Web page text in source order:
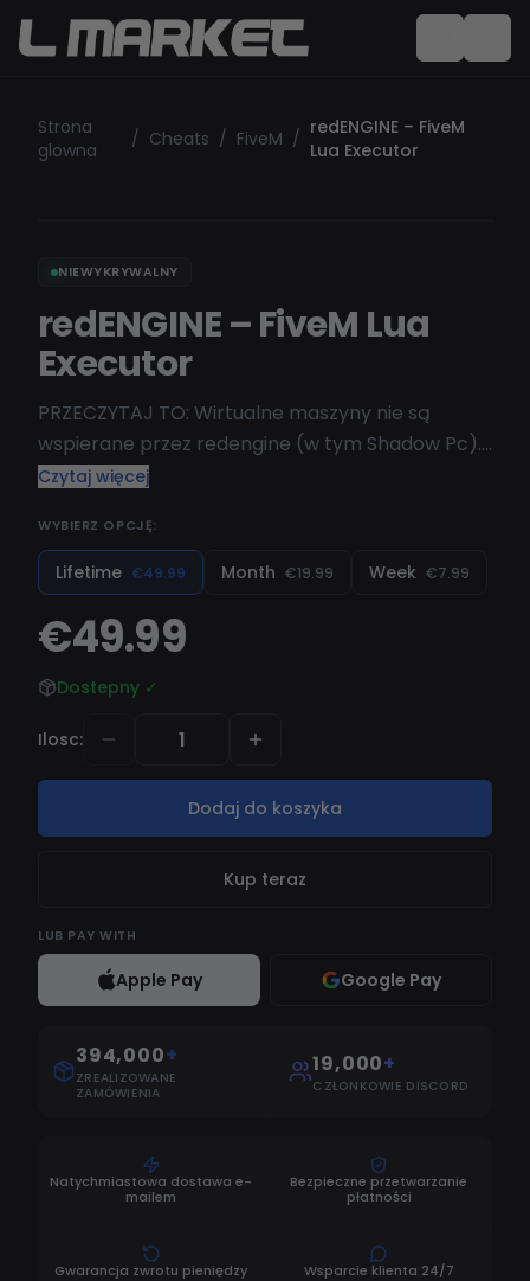
Strona
glowna
/ Cheats / FiveM / redENGINE – FiveM
Lua Executor
NIEWYKRYWALNY
redENGINE – FiveM Lua
Executor
PRZECZYTAJ TO: Wirtualne maszyny nie są
wspierane przez redengine (w tym Shadow Pc).
Zdobądź najlepszy executor Fivem Lua, dumper,
Czytaj więcej
WYBIERZ OPCJĘ:
Lifetime €49.99 Month €19.99 Week €7.99
€49.99
Dostepny ✓
Ilosc:
Dodaj do koszyka
Kup teraz
LUB PAY WITH
Apple Pay Google Pay
394,000+
ZREALIZOWANE
ZAMÓWIENIA
19,000+
CZŁONKOWIE DISCORD
Natychmiastowa dostawa e-
mailem
Bezpieczne przetwarzanie
płatności
Gwarancja zwrotu pieniędzy Wsparcie klienta 24/7